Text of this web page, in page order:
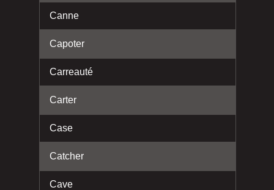
Canne
Capoter
Carreauté
Carter
Case
Catcher
Cave